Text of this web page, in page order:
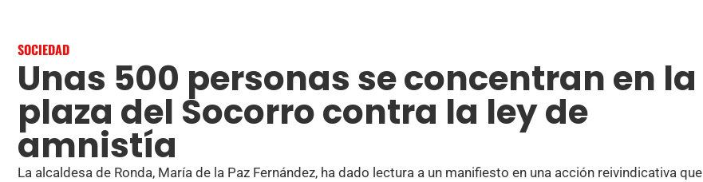
SOCIEDAD
Unas 500 personas se concentran en la
plaza del Socorro contra la ley de
amnistía
La alcaldesa de Ronda, María de la Paz Fernández, ha dado lectura a un manifiesto en una acción reivindicativa que